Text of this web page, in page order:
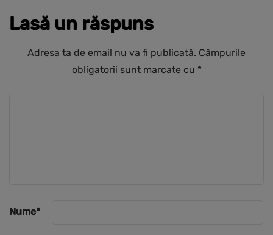
Lasă un răspuns
Adresa ta de email nu va fi publicată. Câmpurile
obligatorii sunt marcate cu *
Nume*